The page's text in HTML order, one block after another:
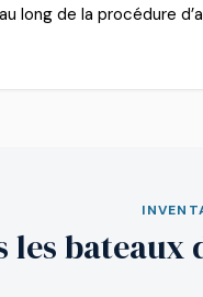
long de la procédure
les bateaux